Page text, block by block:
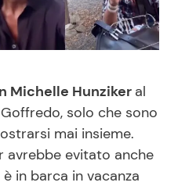
Cucina e Ricette
Dolci
Le Ricette in TV
Michelle Hunziker al
solo che sono
mai insieme.
avrebbe evitato anche
in barca in vacanza